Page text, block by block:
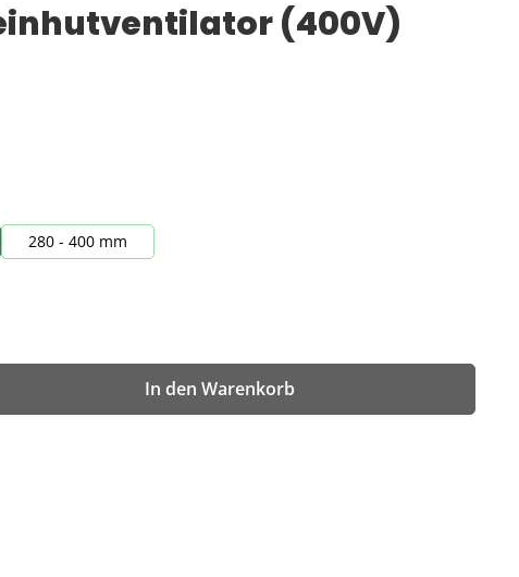
(400V)
280 - 400 mm
Wert ein oder benutze die
In den Warenkorb